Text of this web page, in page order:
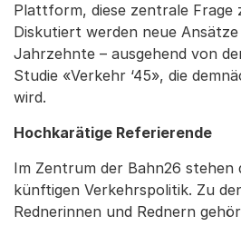
Plattform, diese zentrale Frage
Diskutiert werden neue
Jahrzehnte – ausgehend von
Studie «Verkehr ‘45», die
wird.
Hochkarätige Referierende
Im Zentrum der Bahn26 stehen
künftigen Verkehrspolitik. Zu
Rednerinnen und Rednern